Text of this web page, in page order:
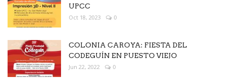
UPCC
Oct 18, 2023 0
COLONIA CAROYA: FIESTA DEL
CODEGUÍN EN PUESTO VIEJO
Jun 22, 2022 0